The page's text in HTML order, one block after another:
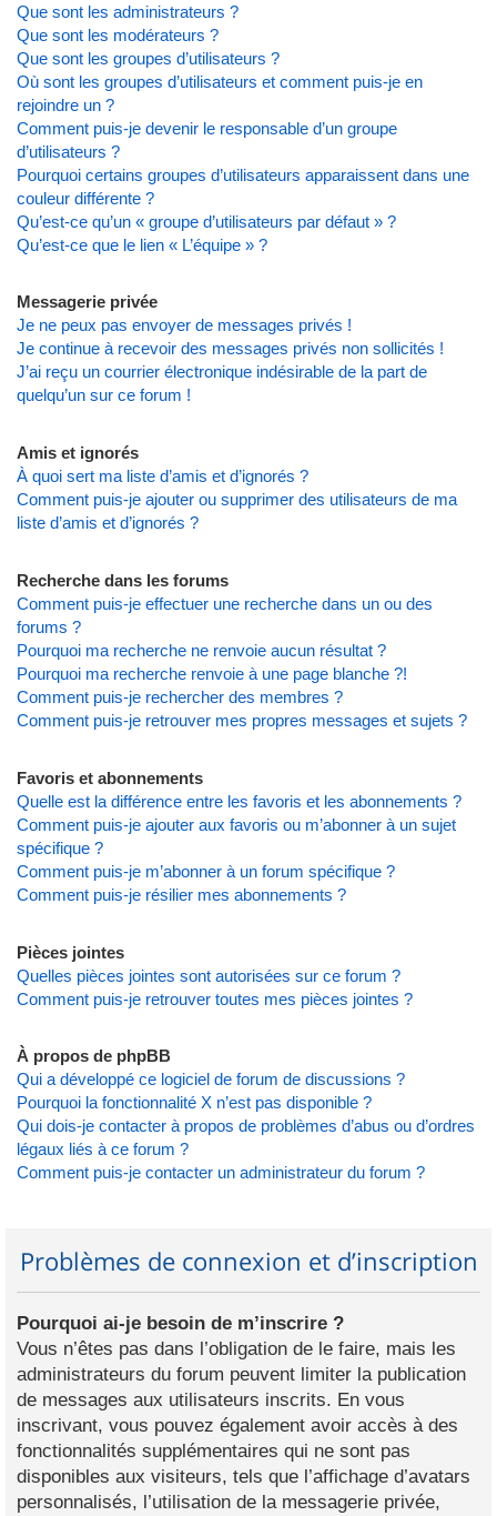
Que sont les administrateurs ?
Que sont les modérateurs ?
Que sont les groupes d’utilisateurs ?
Où sont les groupes d’utilisateurs et comment puis-je en
rejoindre un ?
Comment puis-je devenir le responsable d’un groupe
d’utilisateurs ?
Pourquoi certains groupes d’utilisateurs apparaissent dans une
couleur différente ?
Qu’est-ce qu’un « groupe d’utilisateurs par défaut » ?
Qu’est-ce que le lien « L’équipe » ?
Messagerie privée
Je ne peux pas envoyer de messages privés !
Je continue à recevoir des messages privés non sollicités !
J’ai reçu un courrier électronique indésirable de la part de
quelqu’un sur ce forum !
Amis et ignorés
À quoi sert ma liste d’amis et d’ignorés ?
Comment puis-je ajouter ou supprimer des utilisateurs de ma
liste d’amis et d’ignorés ?
Recherche dans les forums
Comment puis-je effectuer une recherche dans un ou des
forums ?
Pourquoi ma recherche ne renvoie aucun résultat ?
Pourquoi ma recherche renvoie à une page blanche ?!
Comment puis-je rechercher des membres ?
Comment puis-je retrouver mes propres messages et sujets ?
Favoris et abonnements
Quelle est la différence entre les favoris et les abonnements ?
Comment puis-je ajouter aux favoris ou m’abonner à un sujet
spécifique ?
Comment puis-je m’abonner à un forum spécifique ?
Comment puis-je résilier mes abonnements ?
Pièces jointes
Quelles pièces jointes sont autorisées sur ce forum ?
Comment puis-je retrouver toutes mes pièces jointes ?
À propos de phpBB
Qui a développé ce logiciel de forum de discussions ?
Pourquoi la fonctionnalité X n’est pas disponible ?
Qui dois-je contacter à propos de problèmes d’abus ou d’ordres
légaux liés à ce forum ?
Comment puis-je contacter un administrateur du forum ?
Problèmes de connexion et d’inscription
Pourquoi ai-je besoin de m’inscrire ?
Vous n’êtes pas dans l’obligation de le faire, mais les
administrateurs du forum peuvent limiter la publication
de messages aux utilisateurs inscrits. En vous
inscrivant, vous pouvez également avoir accès à des
fonctionnalités supplémentaires qui ne sont pas
disponibles aux visiteurs, tels que l’affichage d’avatars
personnalisés, l’utilisation de la messagerie privée,